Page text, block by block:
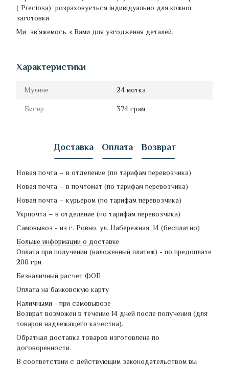
( Preciosa) розраховується індивідуально для кожної
заготовки.
Ми зв'яжемось з Вами для узгодження деталей.
Характеристики
Мулине 24 мотка
Бисер 374 грам
Доставка Оплата Возврат
Новая почта – в отделение (по тарифам перевозчика)
Новая почта – в почтомат (по тарифам перевозчика)
Новая почта – курьером (по тарифам перевозчика)
Укрпочта – в отделение (по тарифам перевозчика)
Самовывоз - из г. Ровно, ул. Набережная, 14 (бесплатно)
Больше информации о доставке
Оплата при получении (наложенный платеж) - по предоплате
200 грн
Безналичный расчет ФОП
Оплата на банковскую карту
Наличными - при самовывозе
Возврат возможен в течение 14 дней после получения (для
товаров надлежащего качества).
Обратная доставка товаров изготовлена по
договоренности.
В соответствии с действующим законодательством вы